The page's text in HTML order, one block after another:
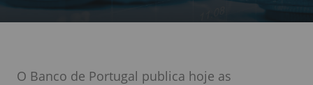
O Banco de Portugal publica hoje as